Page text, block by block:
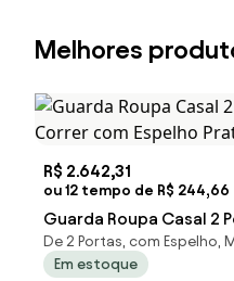
Melhores
R$ 2.642,31
ou 12 tempo de R$ 244,66
Guarda Roupa Casal 2
com Espelho Praticus
De 2 Portas, com Espelho,
Em estoque